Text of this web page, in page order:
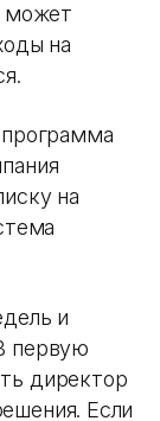
может
на
на
и
первую
директор
Если